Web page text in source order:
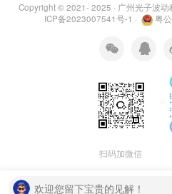
Copyright © 2021- 2025 · 广州光子波
ICP备2023007541号-1 · 粤
扫码加微信
欢迎您留下宝贵的见解！